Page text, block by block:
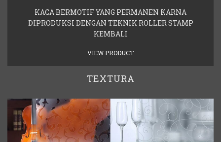
KACA BERMOTIF YANG PERMANEN KARNA
DIPRODUKSI DENGAN TEKNIK ROLLER STAMP
KEMBALI
VIEW PRODUCT
TEXTURA